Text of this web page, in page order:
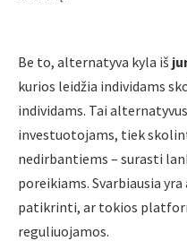
Be to, alternatyva kyla iš
kurios leidžia individams
individams. Tai
investuotojams, tiek
nedirbantiems – surasti
poreikiams. Svarbiausia
patikrinti, ar tokios
reguliuojamos.